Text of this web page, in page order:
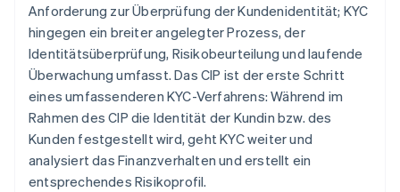
Anforderung zur Überprüfung der Kundenidentität; KYC
hingegen ein breiter angelegter Prozess, der
Identitätsüberprüfung, Risikobeurteilung und laufende
Überwachung umfasst. Das CIP ist der erste Schritt
eines umfassenderen KYC-Verfahrens: Während im
Rahmen des CIP die Identität der Kundin bzw. des
Kunden festgestellt wird, geht KYC weiter und
analysiert das Finanzverhalten und erstellt ein
entsprechendes Risikoprofil.